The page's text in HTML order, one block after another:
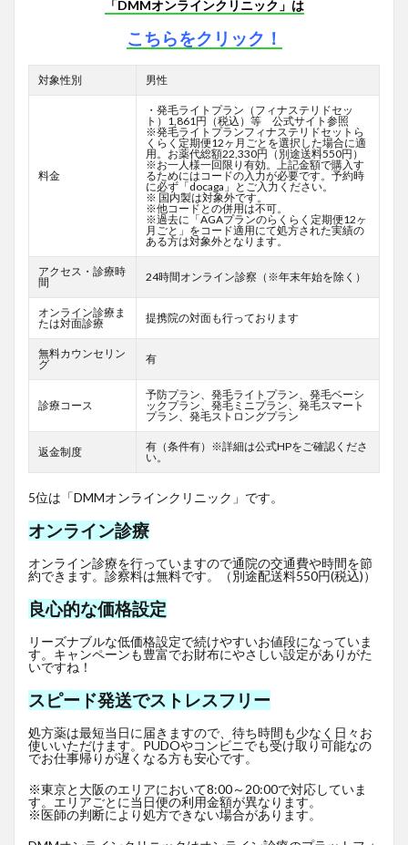
「DMMオンラインクリニック」は
こちらをクリック！
対象性別 男性
料金
・発毛ライトプラン（フィナステリドセッ
ト）1,861円（税込）等 公式サイト参照
※発毛ライトプランフィナステリドセットら
くらく定期便12ヶ月ごとを選択した場合に適
用。お薬代総額22,330円（別途送料550円）
※お一人様一回限り有効。上記金額で購入す
るためにはコードの入力が必要です。予約時
に必ず「docaga」とご入力ください。
※ 国内製は対象外です。
※他コードとの併用は不可。
※過去に「AGAプランのらくらく定期便12ヶ
月ごと」をコード適用にて処方された実績の
ある方は対象外となります。
アクセス・診療時
間
24時間オンライン診察（※年末年始を除く）
オンライン診療ま
たは対面診療
提携院の対面も行っております
無料カウンセリン
グ
有
診療コース
予防プラン、発毛ライトプラン、発毛ベーシ
ックプラン、発毛ミニプラン、発毛スマート
プラン、発毛ストロングプラン
返金制度
有（条件有）※詳細は公式HPをご確認くださ
い。
5位は「DMMオンラインクリニック」です。
オンライン診療
オンライン診療を行っていますので通院の交通費や時間を節
約できます。診察料は無料です。（別途配送料550円(税込)）
良心的な価格設定
リーズナブルな低価格設定で続けやすいお値段になっていま
す。キャンペーンも豊富でお財布にやさしい設定がありがた
いですね！
スピード発送でストレスフリー
処方薬は最短当日に届きますので、待ち時間も少なく日々お
使いいただけます。PUDOやコンビニでも受け取り可能なの
でお仕事帰りが遅くなる方も安心です。
※東京と大阪のエリアにおいて8:00～20:00で対応していま
す。エリアごとに当日便の利用金額が異なります。
※医師の判断により処方できない場合があります。